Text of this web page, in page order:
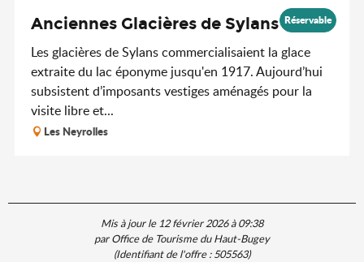
Anciennes Glacières de Sylans
Les glacières de Sylans commercialisaient la glace
extraite du lac éponyme jusqu'en 1917. Aujourd’hui
subsistent d’imposants vestiges aménagés pour la
visite libre et...
Les Neyrolles
Réservable
Mis à jour le 12 février 2026 à 09:38
par Office de Tourisme du Haut-Bugey
(Identifiant de l'offre :505563)